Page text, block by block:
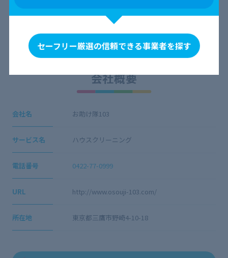
見つかりません。
会社概要
会社名 お助け隊103
サービス名 ハウスクリーニング
電話番号 0422-77-0999
URL http://www.osouji-103.com/
所在地 東京都三鷹市野崎4-10-18
セーフリー厳選の信頼できる事業者を探す